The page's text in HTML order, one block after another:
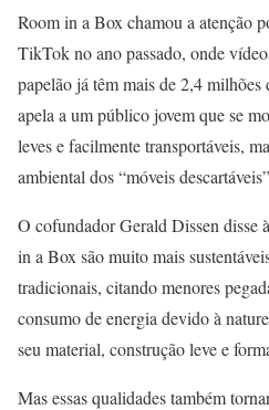
Room in a Box chamou a atenção
TikTok no ano passado, onde
papelão já têm mais de 2,4
apela a um público jovem que se
leves e facilmente transportáveis,
ambiental dos “móveis
O cofundador Gerald Dissen disse à
in a Box são muito mais
tradicionais, citando menores
consumo de energia devido à
seu material, construção leve e
Mas essas qualidades também